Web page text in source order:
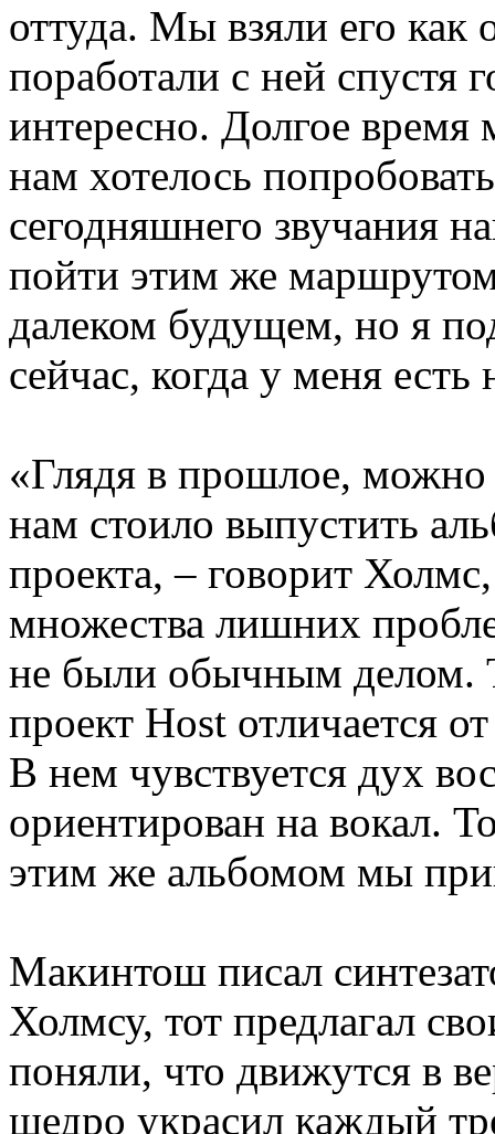
оттуда. Мы взяли его
поработали с ней спустя
интересно. Долгое
нам хотелось
сегодняшнего звучания
пойти этим же
далеком будущем, но я
сейчас, когда у меня есть
«Глядя в прошлое,
нам стоило выпустить
проекта, – говорит
множества лишних
не были обычным делом.
проект Host отличается
В нем чувствуется дух
ориентирован на вокал.
этим же альбомом мы
Макинтош писал
Холмсу, тот предлагал
поняли, что движутся в
щедро украсил каждый